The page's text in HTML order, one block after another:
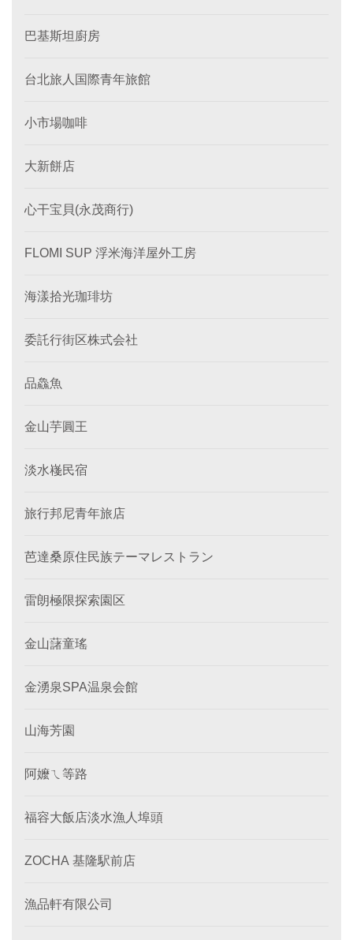
巴基斯坦廚房
台北旅人国際青年旅館
小市場咖啡
大新餅店
心干宝貝(永茂商行)
FLOMI SUP 浮米海洋屋外工房
海漾拾光珈琲坊
委託行街区株式会社
品鱻魚
金山芋圓王
淡水嶘民宿
旅行邦尼青年旅店
芭達桑原住民族テーマレストラン
雷朗極限探索園区
金山藷童瑤
金湧泉SPA温泉会館
山海芳園
阿嬤ㄟ等路
福容大飯店淡水漁人埠頭
ZOCHA 基隆駅前店
漁品軒有限公司